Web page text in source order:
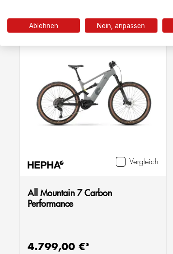
Vergleich
All Mountain 7 Carbon
Performance
Regulärer Preis:
4.799,00 €*
Ablehnen Nein, anpassen